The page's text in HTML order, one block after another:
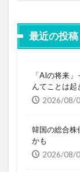
最近の投稿
「AIの将来
んてことは起
2026/08/
韓国の総合株
かも
2026/08/